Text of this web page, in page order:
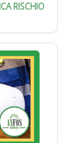
RISCHIO